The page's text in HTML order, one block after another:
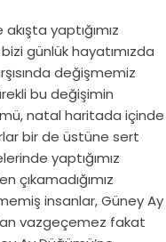
yaptığımız
günlük hayatımızda
değişmemiz
bu değişimin
natal haritada içinde
bir de üstüne sert
yaptığımız
çıkamadığımız
insanlar, Güney Ay
vazgeçemez fakat